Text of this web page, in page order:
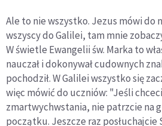
Ale to nie wszystko. Jezus mówi do
wszyscy do Galilei, tam mnie
W świetle Ewangelii św. Marka to
nauczał i dokonywał cudownych
pochodził. W Galilei wszystko się
więc mówić do uczniów: "Jeśli
zmartwychwstania, nie patrzcie na
początku. Jeszcze raz posłuchajcie